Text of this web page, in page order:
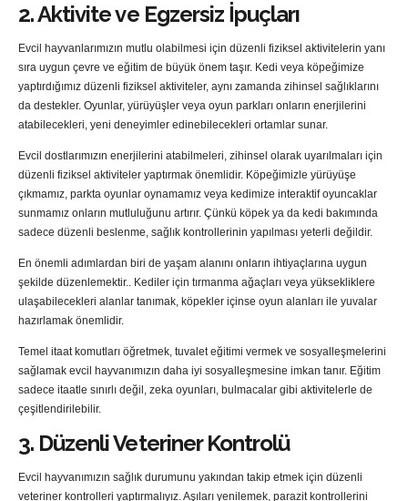
2. Aktivite ve Egzersiz İpuçları
Evcil hayvanlarımızın mutlu olabilmesi için düzenli fiziksel aktivitelerin yanı
sıra uygun çevre ve eğitim de büyük önem taşır. Kedi veya köpeğimize
yaptırdığımız düzenli fiziksel aktiviteler, aynı zamanda zihinsel sağlıklarını
da destekler. Oyunlar, yürüyüşler veya oyun parkları onların enerjilerini
atabilecekleri, yeni deneyimler edinebilecekleri ortamlar sunar.
Evcil dostlarımızın enerjilerini atabilmeleri, zihinsel olarak uyarılmaları için
düzenli fiziksel aktiviteler yaptırmak önemlidir. Köpeğimizle yürüyüşe
çıkmamız, parkta oyunlar oynamamız veya kedimize interaktif oyuncaklar
sunmamız onların mutluluğunu artırır. Çünkü köpek ya da kedi bakımında
sadece düzenli beslenme, sağlık kontrollerinin yapılması yeterli değildir.
En önemli adımlardan biri de yaşam alanını onların ihtiyaçlarına uygun
şekilde düzenlemektir.. Kediler için tırmanma ağaçları veya yüksekliklere
ulaşabilecekleri alanlar tanımak, köpekler içinse oyun alanları ile yuvalar
hazırlamak önemlidir.
Temel itaat komutları öğretmek, tuvalet eğitimi vermek ve sosyalleşmelerini
sağlamak evcil hayvanımızın daha iyi sosyalleşmesine imkan tanır. Eğitim
sadece itaatle sınırlı değil, zeka oyunları, bulmacalar gibi aktivitelerle de
çeşitlendirilebilir.
3. Düzenli Veteriner Kontrolü
Evcil hayvanımızın sağlık durumunu yakından takip etmek için düzenli
veteriner kontrolleri yaptırmalıyız. Aşıları yenilemek, parazit kontrollerini